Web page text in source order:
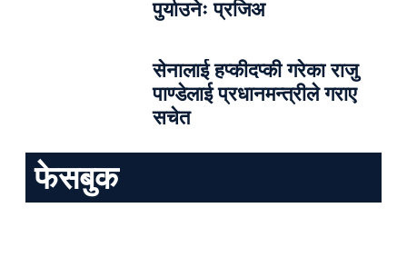
पुर्याउनेः प्रजिअ
सेनालाई हप्कीदप्की गरेका राजु
पाण्डेलाई प्रधानमन्त्रीले गराए
सचेत
फेसबुक